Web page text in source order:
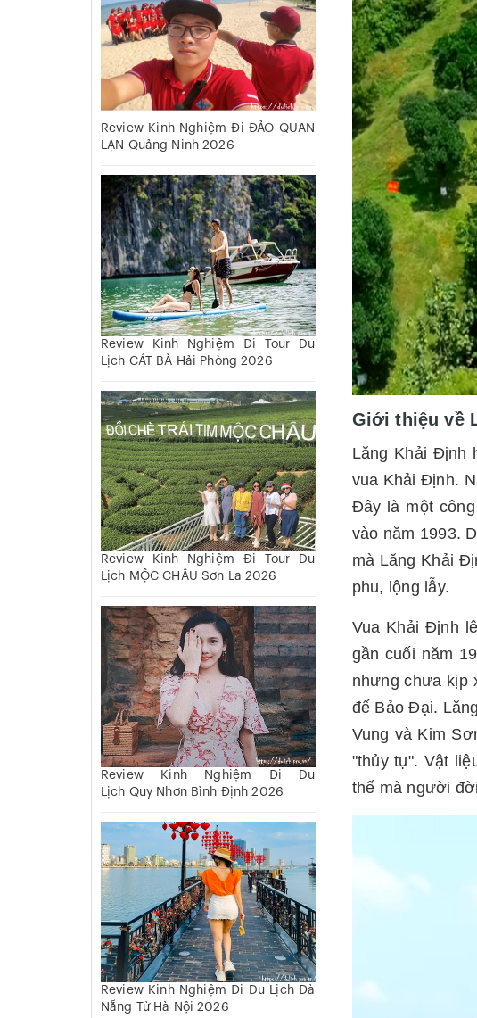
Giới thiệu về
Lăng Khải Định
vua Khải Định.
Đây là một
vào năm 1993.
mà Lăng Khải
phu, lộng lẫy.
Vua Khải Định
gần cuối năm
nhưng chưa kịp
đế Bảo Đại.
Vung và Kim
"thủy tụ". Vật
thế mà người
Review Kinh Nghiệm Đi ĐẢO QUAN
LẠN Quảng Ninh 2026
Review Kinh Nghiệm Đi Tour Du
Lịch CÁT BÀ Hải Phòng 2026
Review Kinh Nghiệm Đi Tour Du
Lịch MỘC CHÂU Sơn La 2026
Review Kinh Nghiệm Đi Du
Lịch Quy Nhơn Bình Định 2026
Review Kinh Nghiệm Đi Du Lịch Đà
Nẵng Từ Hà Nội 2026